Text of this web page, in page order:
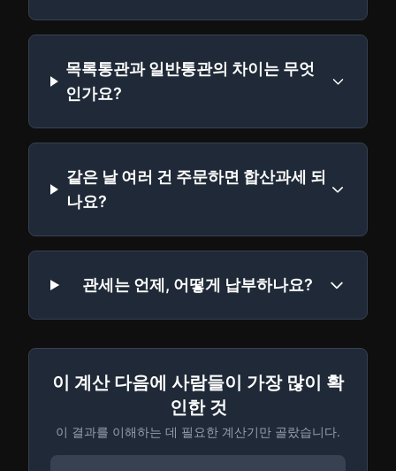
목록통관과 일반통관의 차이는 무엇
인가요?
같은 날 여러 건 주문하면 합산과세 되
나요?
관세는 언제, 어떻게 납부하나요?
이 계산 다음에 사람들이 가장 많이 확
인한 것
이 결과를 이해하는 데 필요한 계산기만 골랐습니다.